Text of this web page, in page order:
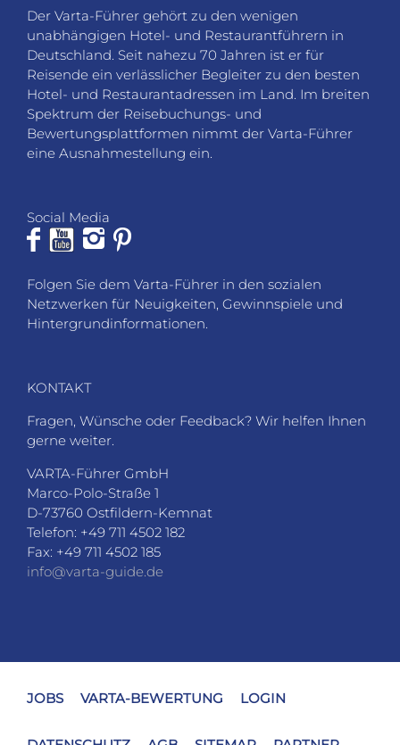
Der Varta-Führer gehört zu den wenigen
unabhängigen Hotel- und Restaurantführern in
Deutschland. Seit nahezu 70 Jahren ist er für
Reisende ein verlässlicher Begleiter zu den besten
Hotel- und Restaurantadressen im Land. Im breiten
Spektrum der Reisebuchungs- und
Bewertungsplattformen nimmt der Varta-Führer
eine Ausnahmestellung ein.
Social Media
Folgen Sie dem Varta-Führer in den sozialen
Netzwerken für Neuigkeiten, Gewinnspiele und
Hintergrundinformationen.
KONTAKT
Fragen, Wünsche oder Feedback? Wir helfen Ihnen
gerne weiter.
VARTA-Führer GmbH
Marco-Polo-Straße 1
D-73760 Ostfildern-Kemnat
Telefon: +49 711 4502 182
Fax: +49 711 4502 185
info@varta-guide.de
JOBS VARTA-BEWERTUNG LOGIN